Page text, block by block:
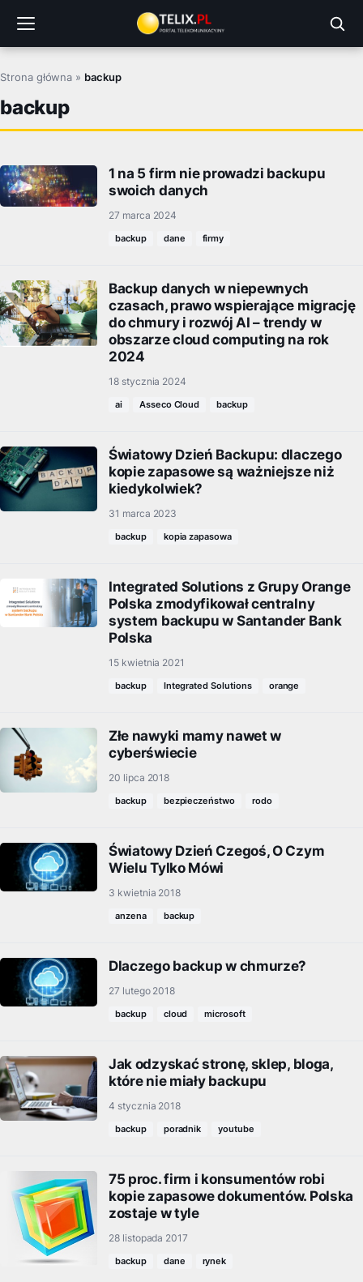
treści
Strona główna » backup
backup
1 na 5 firm nie prowadzi backupu
swoich danych
27 marca 2024
backup dane firmy
Backup danych w niepewnych
czasach, prawo wspierające migrację
do chmury i rozwój AI – trendy w
obszarze cloud computing na rok
2024
18 stycznia 2024
ai Asseco Cloud backup
Światowy Dzień Backupu: dlaczego
kopie zapasowe są ważniejsze niż
kiedykolwiek?
31 marca 2023
backup kopia zapasowa
Integrated Solutions z Grupy Orange
Polska zmodyfikował centralny
system backupu w Santander Bank
Polska
15 kwietnia 2021
backup Integrated Solutions orange
Złe nawyki mamy nawet w
cyberświecie
20 lipca 2018
backup bezpieczeństwo rodo
Światowy Dzień Czegoś, O Czym
Wielu Tylko Mówi
3 kwietnia 2018
anzena backup
Dlaczego backup w chmurze?
27 lutego 2018
backup cloud microsoft
Jak odzyskać stronę, sklep, bloga,
które nie miały backupu
4 stycznia 2018
backup poradnik youtube
75 proc. firm i konsumentów robi
kopie zapasowe dokumentów. Polska
zostaje w tyle
28 listopada 2017
backup dane rynek